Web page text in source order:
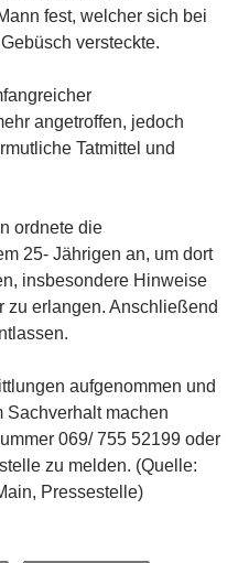
fest, welcher sich bei
versteckte.
angetroffen, jedoch
Tatmittel und
ordnete die
25- Jährigen an, um dort
insbesondere Hinweise
zu erlangen. Anschließend
aufgenommen und
Sachverhalt machen
069/ 755 52199 oder
zu melden. (Quelle:
Pressestelle)